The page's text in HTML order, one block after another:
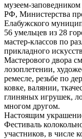
музеем-
РФ, Министерства
Елабужского
56 умельцев из 28
мастер-классов по
прикладного
Мастерового двора
лозоплетении,
ремесле, резьбе по
ковке, валянии,
глиняных игрушек,
многом другом.
Настоящим
Фестиваль
участников, в числе